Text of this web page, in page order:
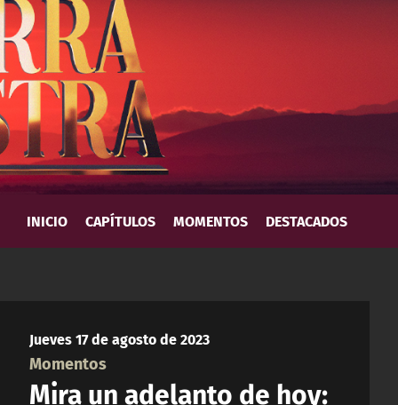
INICIO CAPÍTULOS MOMENTOS DESTACADOS
Jueves 17 de agosto de 2023
Momentos
Mira un adelanto de hoy: